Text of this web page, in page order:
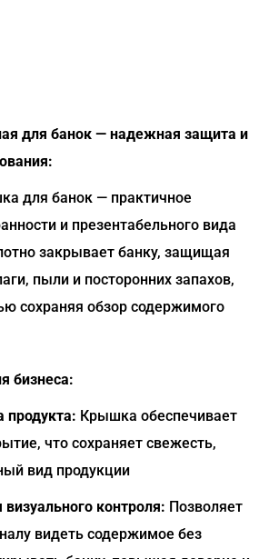
для банок — надежная защита и
для банок — практичное
и презентабельного вида
закрывает банку, защищая
пыли и посторонних запахов,
сохраняя обзор содержимого
бизнеса:
Крышка обеспечивает
что сохраняет свежесть,
вид продукции
контроля: Позволяет
видеть содержимое без